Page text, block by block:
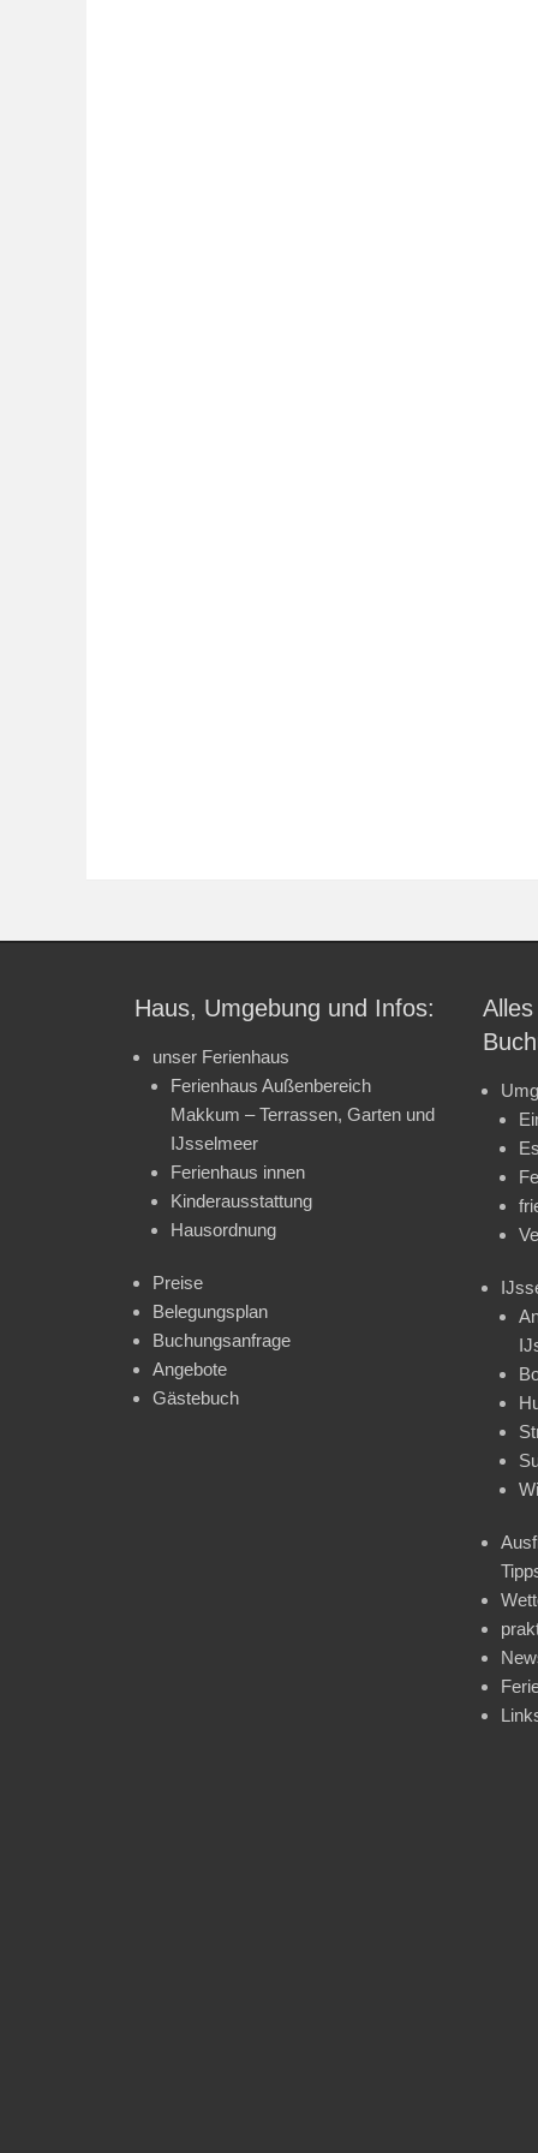
Haus, Umgebung und Infos:
unser Ferienhaus
Ferienhaus Außenbereich
Makkum – Terrassen, Garten und
IJsselmeer
Ferienhaus innen
Kinderausstattung
Hausordnung
Preise
Belegungsplan
Buchungsanfrage
Angebote
Gästebuch